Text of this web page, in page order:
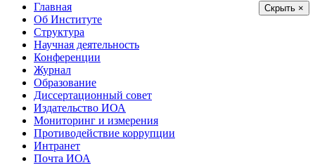
Скрыть ×
Главная
Об Институте
Структура
Научная деятельность
Конференции
Журнал
Образование
Диссертационный совет
Издательство ИОА
Мониторинг и измерения
Противодействие коррупции
Интранет
Почта ИОА